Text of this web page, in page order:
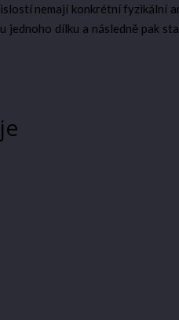
nemají konkrétní fyzikální
dílku a následně pak